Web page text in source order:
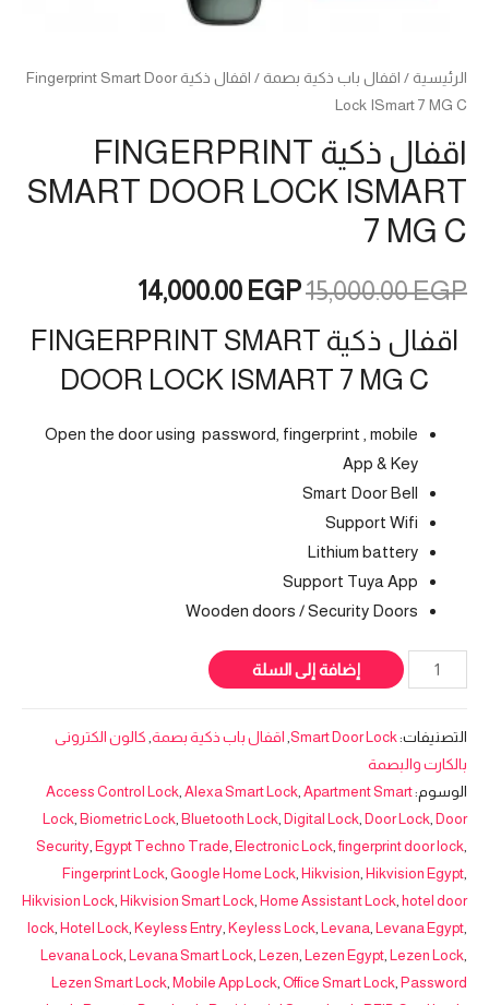
الرئيسية / اقفال باب ذكية بصمة
/ اقفال ذكية Fingerprint Smart Door
Lock ISmart 7 MG C
اقفال ذكية FINGERPRINT
SMART DOOR LOCK ISMART
7 MG C
15,000.00EGP
السعر
الأصلي
هو:
15,000.00 EGP.
14,000.00 EGP
الحالي
هو:
14,000.00 EGP.
اقفال ذكية FINGERPRINT SMART
DOOR LOCK ISMART 7 MG C
Open the door using password, fingerprint , mobile
App & Key
Smart Door Bell
Support Wifi
Lithium battery
Support Tuya App
Wooden doors / Security Doors
كمية
اقفال
Smart
Door
Lock
ISmart
7
MG
C
إضافة إلى السلة
التصنيفات:Smart Door Lock
, اقفال باب ذكية بصمة, كالون الكترونى
بالكارت والبصمة
الوسوم:
Access Control Lock, Alexa Smart Lock, Apartment Smart
Lock, Biometric Lock, Bluetooth Lock, Digital Lock, Door Lock, Door
Security, Egypt Techno Trade, Electronic Lock, fingerprint door lock,
Fingerprint Lock, Google Home Lock, Hikvision, Hikvision Egypt,
Hikvision Lock, Hikvision Smart Lock, Home Assistant Lock, hotel door
lock, Hotel Lock, Keyless Entry, Keyless Lock, Levana, Levana Egypt,
Levana Lock, Levana Smart Lock, Lezen, Lezen Egypt, Lezen Lock,
Lezen Smart Lock, Mobile App Lock, Office Smart Lock, Password